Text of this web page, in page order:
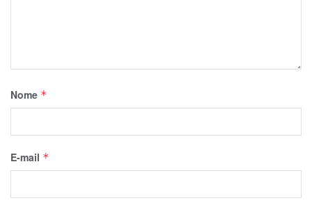
Nome *
E-mail *